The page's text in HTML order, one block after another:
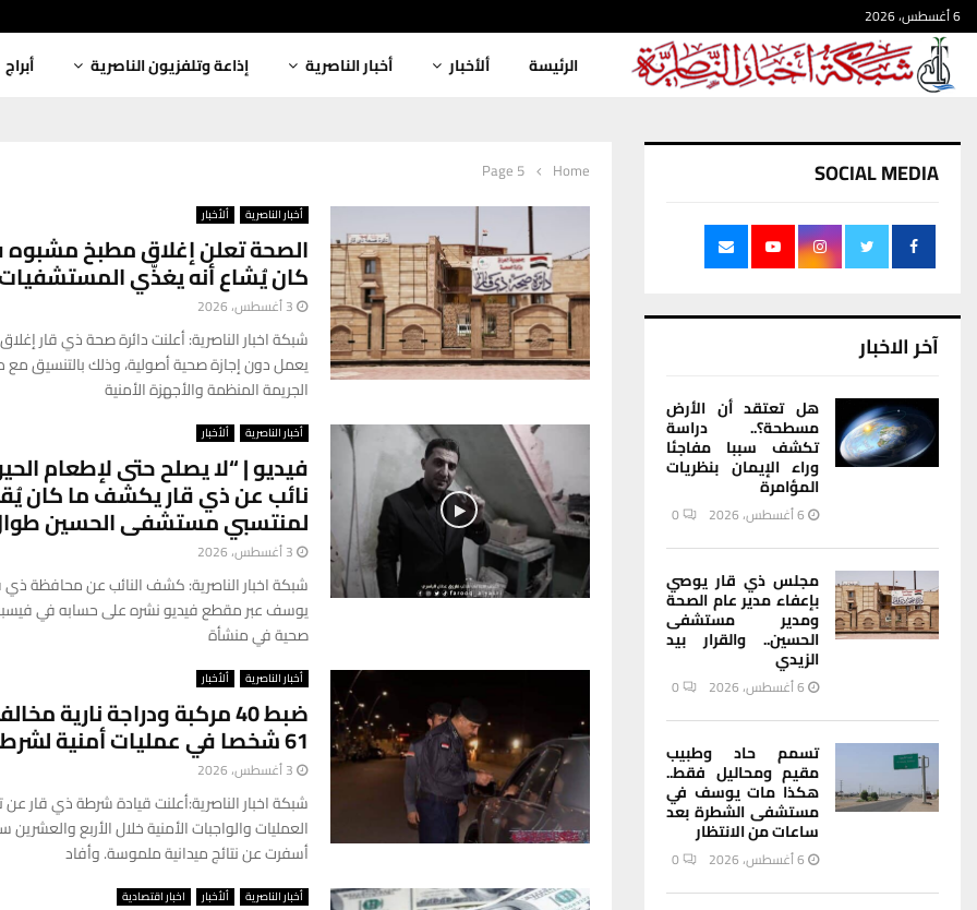
6 أغسطس، 2026
الرئيسة ألأخبار أخبار الناصرية إذاعة وتلفزيون الناصرية أبراج
Home
Page 5
أخبار الناصرية ألأخبار
الصحة تعلن إغلاق مطبخ
كان يُشاع أنه يغذّي
3 أغسطس، 2026
شبكة اخبار الناصرية: أعلنت دائرة صحة ذي قار
يعمل دون إجازة صحية أصولية، وذلك بالتنسيق مع
الجريمة المنظمة والأجهزة الأمنية
أخبار الناصرية ألأخبار
فيديو | “لا يصلح حتى لإطعام
نائب عن ذي قار يكشف ما كان
لمنتسبي مستشفى الحسين
3 أغسطس، 2026
شبكة اخبار الناصرية: كشف النائب عن محافظة ذي
يوسف عبر مقطع فيديو نشره على حسابه في
صحية في منشأة
أخبار الناصرية ألأخبار
ضبط 40 مركبة ودراجة نارية
61 شخصا في عمليات أمنية لشرطة ذي قار
3 أغسطس، 2026
شبكة اخبار الناصرية:أعلنت قيادة شرطة ذي قار
العمليات والواجبات الأمنية خلال الأربع والعشرين
أسفرت عن نتائج ميدانية ملموسة. وأفاد
أخبار الناصرية ألأخبار اخبار اقتصادية
SOCIAL MEDIA
آخر الاخبار
هل تعتقد أن الأرض
مسطحة؟.. دراسة
تكشف سببا مفاجئا
وراء الإيمان بنظريات
المؤامرة
6 أغسطس، 2026 0
مجلس ذي قار يوصي
بإعفاء مدير عام الصحة
ومدير مستشفى
الحسين.. والقرار بيد
الزيدي
6 أغسطس، 2026 0
تسمم حاد وطبيب
مقيم ومحاليل فقط..
هكذا مات يوسف في
مستشفى الشطرة بعد
ساعات من الانتظار
6 أغسطس، 2026 0